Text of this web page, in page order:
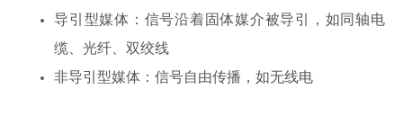
导引型媒体：信号沿着固体媒介被导引，如同轴电
缆、光纤、双绞线
非导引型媒体：信号自由传播，如无线电